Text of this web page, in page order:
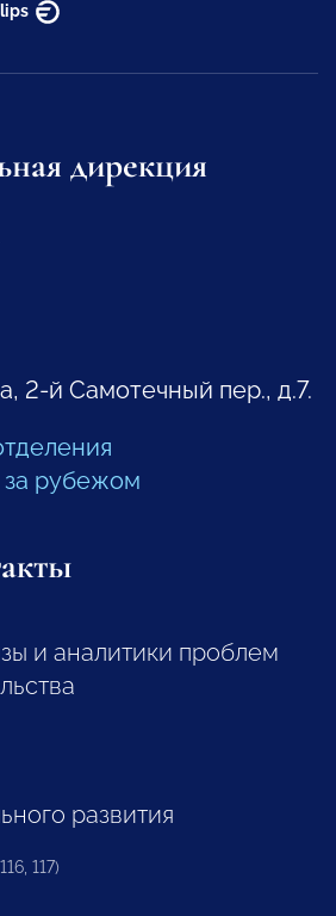
дирекция
2-й Самотечный пер., д.7.
за рубежом
и аналитики проблем
развития
117)